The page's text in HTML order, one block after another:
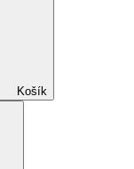
Košík